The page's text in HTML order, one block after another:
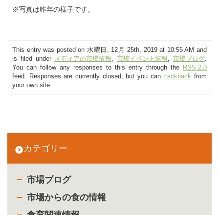
カテゴリー
市場ブログ
市場からの食の情報
※写真は昨年の様子です。
This entry was posted on 水曜日, 12月 25th, 2019 at 10:55 AM and
is filed under メディアの市場情報,市場イベント情報,市場ブログ.
You can follow any responses to this entry through the
RSS 2.0
feed. Responses are currently closed, but you cantrackback from
your own site.